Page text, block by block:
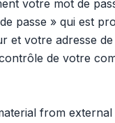
votre mot de
passe » qui est
et votre adresse
de votre
from